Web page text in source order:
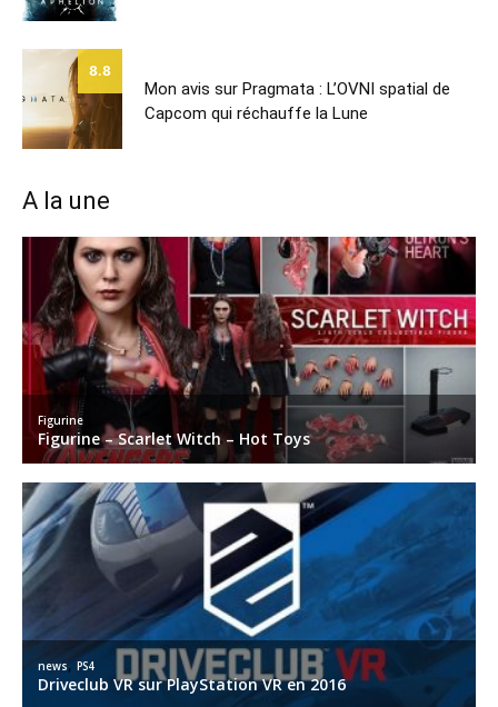
8.8
Mon avis sur Pragmata : L’OVNI spatial de
Capcom qui réchauffe la Lune
A la une